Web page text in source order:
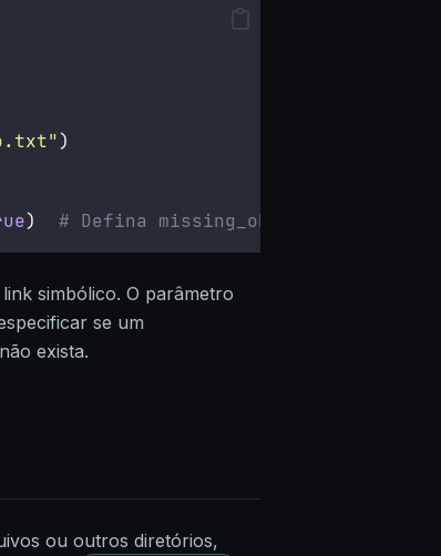
")
) # Defina missing_ok como True
simbólico. O parâmetro
se um
exista.
ou outros diretórios,